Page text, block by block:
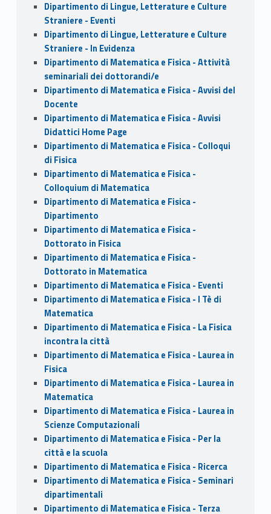
Dipartimento di Lingue, Letterature e Culture
Straniere - Eventi
Dipartimento di Lingue, Letterature e Culture
Straniere - In Evidenza
Dipartimento di Matematica e Fisica - Attività
seminariali dei dottorandi/e
Dipartimento di Matematica e Fisica - Avvisi del
Docente
Dipartimento di Matematica e Fisica - Avvisi
Didattici Home Page
Dipartimento di Matematica e Fisica - Colloqui
di Fisica
Dipartimento di Matematica e Fisica -
Colloquium di Matematica
Dipartimento di Matematica e Fisica -
Dipartimento
Dipartimento di Matematica e Fisica -
Dottorato in Fisica
Dipartimento di Matematica e Fisica -
Dottorato in Matematica
Dipartimento di Matematica e Fisica - Eventi
Dipartimento di Matematica e Fisica - I Tè di
Matematica
Dipartimento di Matematica e Fisica - La Fisica
incontra la città
Dipartimento di Matematica e Fisica - Laurea in
Fisica
Dipartimento di Matematica e Fisica - Laurea in
Matematica
Dipartimento di Matematica e Fisica - Laurea in
Scienze Computazionali
Dipartimento di Matematica e Fisica - Per la
città e la scuola
Dipartimento di Matematica e Fisica - Ricerca
Dipartimento di Matematica e Fisica - Seminari
dipartimentali
Dipartimento di Matematica e Fisica - Terza